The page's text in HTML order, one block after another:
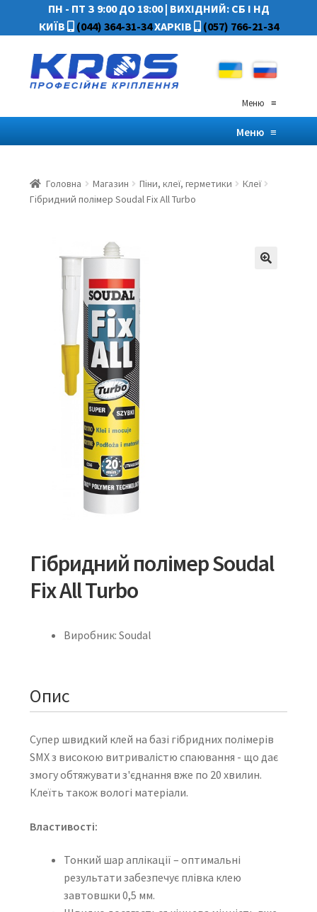
ПН - ПТ З 9:00 ДО 18:00| ВИХІДНИЙ: СБ І НД
КИЇВ
(044) 364-31-34ХАРКІВ (057) 766-21-34
Меню≡
Меню≡
Головна Магазин Піни, клеї, герметики
Клеї
Гібридний полімер Soudal Fix All Turbo
Гібридний полімер Soudal
Fix All Turbo
Виробник: Soudal
Опис
Супер швидкий клей на базі гібридних полімерів
SMX з високою витривалістю спаювання - що дає
змогу обтяжувати з'єднання вже по 20 хвилин.
Клеїть також вологі матеріали.
Властивості:
Тонкий шар аплікації – оптимальні
результати забезпечує плівка клею
завтовшки 0,5 мм.